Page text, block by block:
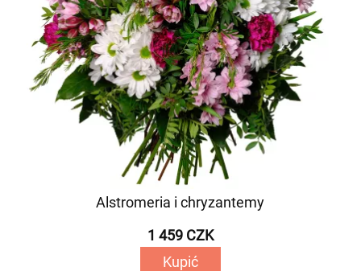
Alstromeria i chryzantemy
1 459 CZK
Kupić